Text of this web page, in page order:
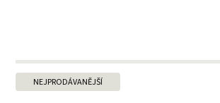
NEJPRODÁVANĚJŠÍ